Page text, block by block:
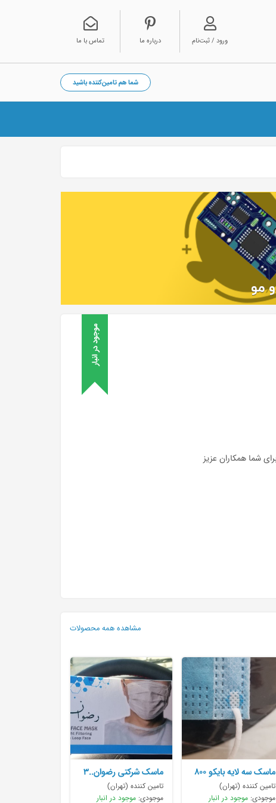
تماس با ما درباره ما ورود / ثبت‌نام
شما هم تامین‌کننده باشید
موجود در انبار
مشاهده همه محصولات
ماسک سه لایه بایکو ۸۰۰
در
تامین کننده (تهران)
موجودی:موجود در انبار
ماسک شرکتی رضوان..۳
هزارتا اماده تحویل
تامین کننده (تهران)
موجودی: موجود در انبار